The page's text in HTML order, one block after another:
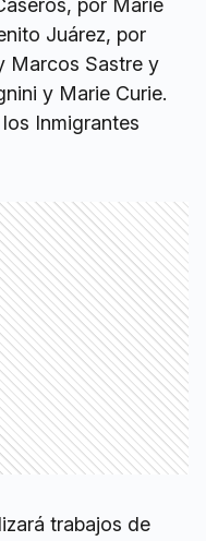
por Marie
Juárez, por
Marcos Sastre y
y Marie Curie.
Inmigrantes
trabajos de